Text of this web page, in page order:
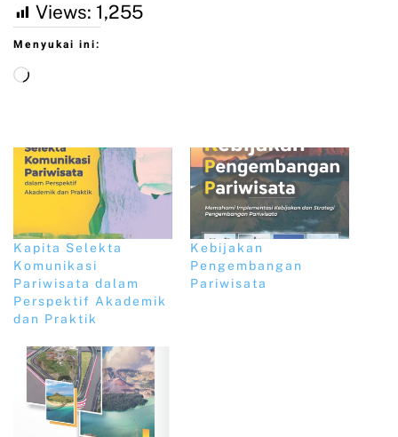
Views: 1,255
Menyukai ini:
Kapita Selekta
Komunikasi
Pariwisata dalam
Perspektif Akademik
dan Praktik
Kebijakan
Pengembangan
Pariwisata